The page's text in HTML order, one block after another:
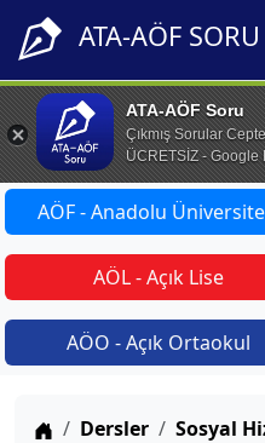
ATA-AÖF SORU
ATA-AÖF Soru
Çıkmış Sorular Cepte
ÜCRETSİZ - Google
AÖF - Anadolu
AÖL - Açık Lise
AÖO - Açık Ortaokul
Anasayfa
Dersler
Sosyal